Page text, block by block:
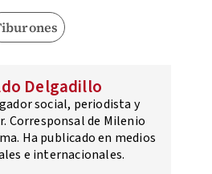
Delgadillo
social, periodista y
Corresponsal de Milenio
Ha publicado en medios
e internacionales.